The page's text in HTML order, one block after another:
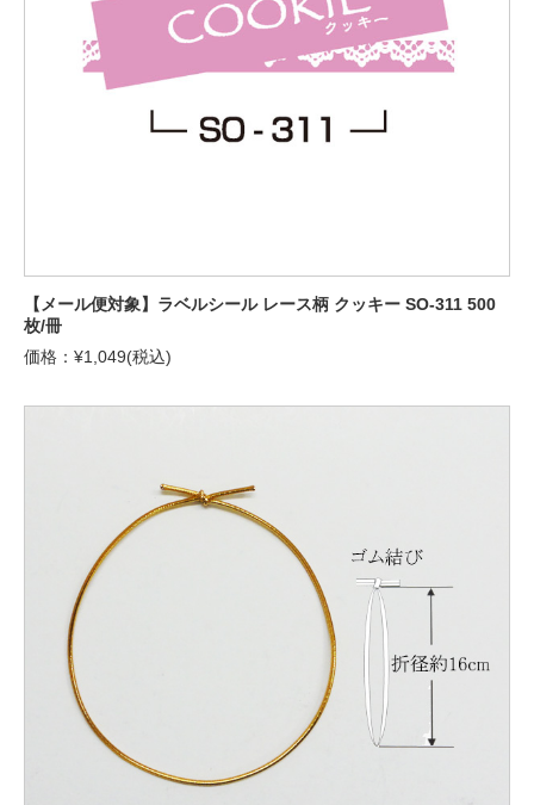
【メール便対象】ラベルシール レース柄 クッキー SO-311 500
枚/冊
価格：¥1,049(税込)